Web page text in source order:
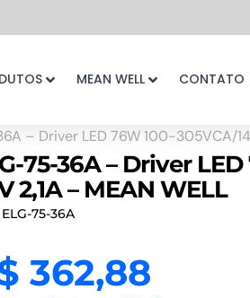
MEAN WELL CONTATO
– Driver LED 76W 100-305VCA/
75-36A – Driver
2,1A – MEAN WELL
ELG-75-36A
362,88